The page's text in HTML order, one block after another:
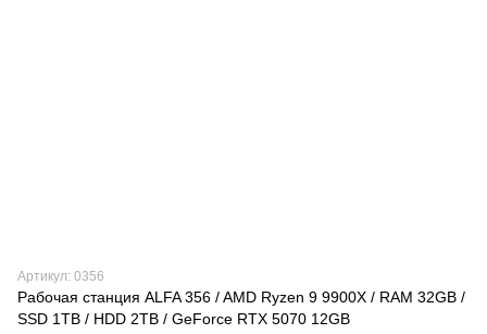
Артикул: 0356
Рабочая станция ALFA 356 / AMD Ryzen 9 9900X / RAM 32GB /
SSD 1TB / HDD 2TB / GeForce RTX 5070 12GB